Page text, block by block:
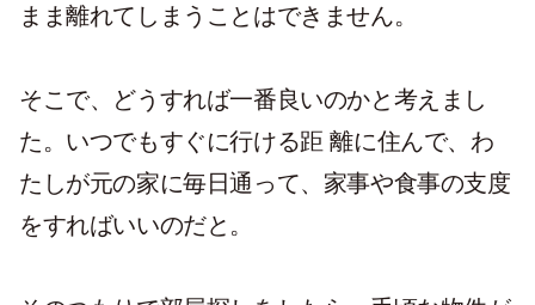
まま離れてしまうことはできません。
そこで、どうすれば一番良いのかと考えまし
た。いつでもすぐに行ける距 離に住んで、わ
たしが元の家に毎日通って、家事や食事の支度
をすればいいのだと。